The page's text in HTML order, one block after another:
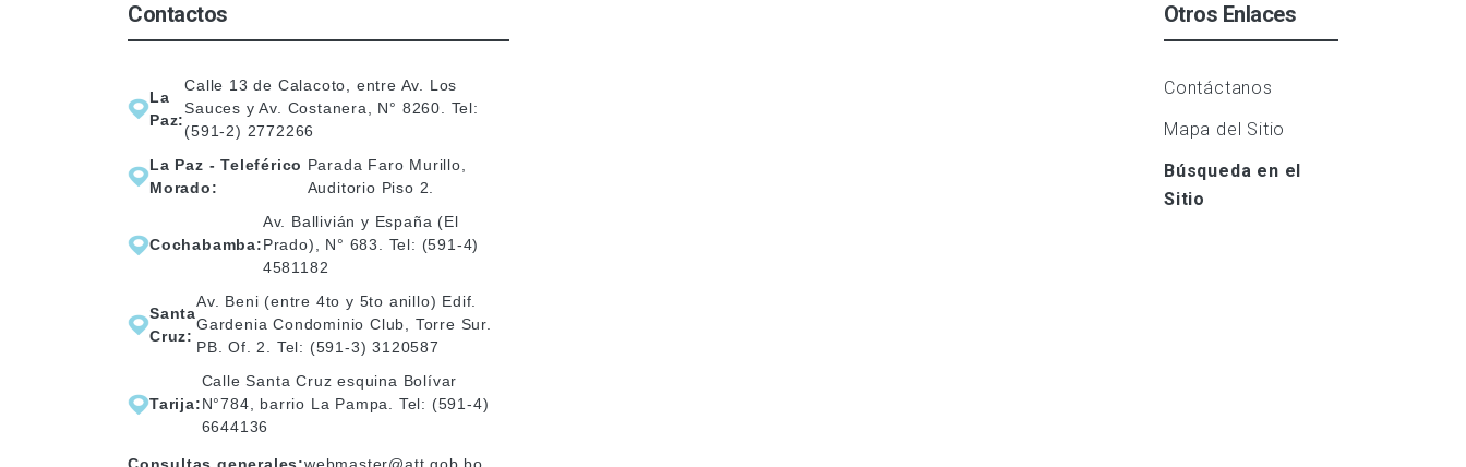
Contactos
La
Paz:
Calle 13 de Calacoto, entre Av. Los
Sauces y Av. Costanera, N° 8260. Tel:
(591-2) 2772266
La Paz - Teleférico
Morado:
Parada Faro Murillo,
Auditorio Piso 2.
Cochabamba:
Av. Ballivián y España (El
Prado), N° 683. Tel: (591-4)
4581182
Santa
Cruz:
Av. Beni (entre 4to y 5to anillo) Edif.
Gardenia Condominio Club, Torre Sur.
PB. Of. 2. Tel: (591-3) 3120587
Tarija:
Calle Santa Cruz esquina Bolívar
N°784, barrio La Pampa. Tel: (591-4)
6644136
Consultas generales:
Otros Enlaces
Contáctanos
Mapa del Sitio
Búsqueda en el
Sitio